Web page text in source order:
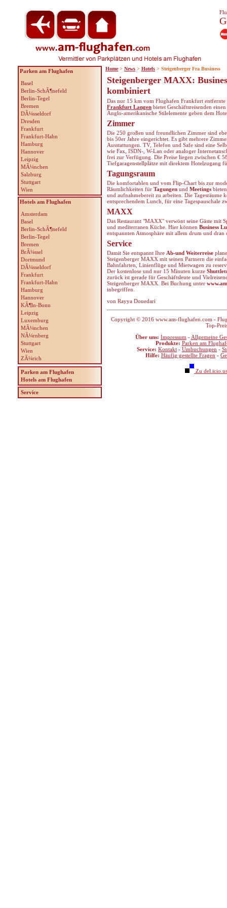
Steigenberger MAXX:
kombiniert
Das nur 15 km vom Flughafen Frankfurt
Frankfurt Langen bietet Geschäftsreisenden
Anglo-amerikanische Stilelemente geben dem
Zimmer
Die 250 großen und freundlichen Zimmer sind
bis 50er Jahre eingerichtet. Es gibt mehrere
Ausstattungen. TV, Telefon und Safe sind eine
wie Fax, ISDN-, W-Lan oder analoger
frei zur Verfügung. Die Preise liegen zwischen €
Tiefgaragenstellplätze mit direktem Hotelzugang
Tagungsraum
Die komfortablen und vom Flip-Chart bis zur
Räumlichkeiten für Tagungen und Meetings
und aufnahmebereit zu arbeiten. Die Tagesräume
entsprechendem Lunch, für eine Tagespauschale
MAXX
Das Restaurant "MAXX" verwönt seine Gäste mit
und mediterranen Küche. Hier können Business
entspannten Atmosphäre mit allem drum und dran
Service
Damit Sie entspannt Ihre Ab-und Weiterreise
Steigenberger MAXX mit seinen Partnern die
Bahnfahrten, Linienflüge und Mietwagen zu
Der kostenlose und nur 15 Minuten kurze
zurück ist gerade für Geschäftsleute und
Steigenberger MAXX. Bei Buchung unter
inbegriffen.
von Rayya Douedari
Copyright © 2016 www.am-flughafen.com -
Top-
Über uns: Impressum - Allgemeine
Produkte: Parken am
Service: Kontakt - Umbuchungen -
Hilfe: Häufig gestellte Fragen -
Zu
Parken am Flughafen
Basel
Berlin-SchÃ¶nefeld
Berlin-Tegel
Bremen
DÃ¼sseldorf
Dresden
Frankfurt
Frankfurt-Hahn
Hamburg
Hannover
Leipzig
MÃ¼nchen
Salzburg
Stuttgart
Wien
Hotels am Flughafen
Amsterdam
Basel
Berlin-SchÃ¶nefeld
Berlin-Tegel
Bremen
BrÃ¼ssel
Dortmund
DÃ¼sseldorf
Frankfurt
Frankfurt-Hahn
Hamburg
Hannover
KÃ¶ln-Bonn
Leipzig
Luxemburg
MÃ¼nchen
NÃ¼rnberg
Stuttgart
Wien
ZÃ¼rich
Parken am Flughafen
Hotels am Flughafen
Service
Home > News > Hotels > Steigenberger Fra Business